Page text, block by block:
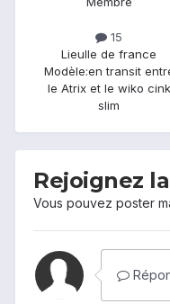
15
LieuIle de france
Modèle:en transit
le Atrix et le wiko cink
slim
Rejoignez
Vous pouvez poster